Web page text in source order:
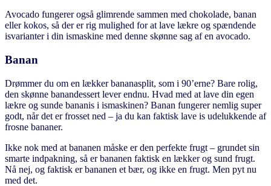
Avocado fungerer også glimrende sammen med chokolade, banan
eller kokos, så der er rig mulighed for at lave lækre og spændende
isvarianter i din ismaskine med denne skønne sag af en avocado.
Banan
Drømmer du om en lækker bananasplit, som i 90’erne? Bare rolig,
den skønne banandessert lever endnu. Hvad med at lave din egen
lækre og sunde bananis i ismaskinen? Banan fungerer nemlig super
godt, når det er frosset ned – ja du kan faktisk lave is udelukkende af
frosne bananer.
Ikke nok med at bananen måske er den perfekte frugt – grundet sin
smarte indpakning, så er bananen faktisk en lækker og sund frugt.
Nå nej, og faktisk er bananen et bær, og ikke en frugt. Men pyt nu
med det.